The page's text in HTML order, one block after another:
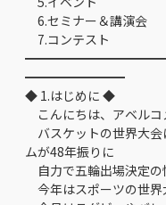
6.セミナー＆講演会
7.コンテスト
━━━━━━━━
◆ 1.はじめに ◆
こんにちは、アベルコ
バスケットの世界大会
ムが48年振りに
自力で五輪出場決定の
今年はスポーツの世界